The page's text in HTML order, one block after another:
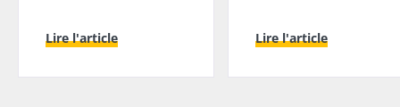
Lire l'article
Lire l'article